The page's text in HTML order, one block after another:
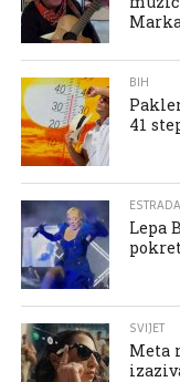
BIH
41
ESTRADA
Lepa
SVIJET
Meta